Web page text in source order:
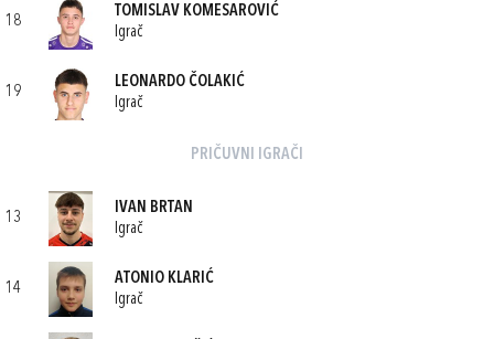
18
TOMISLAV KOMESAROVIĆ
Igrač
19
LEONARDO ČOLAKIĆ
Igrač
PRIČUVNI IGRAČI
13
IVAN BRTAN
Igrač
14
ATONIO KLARIĆ
Igrač